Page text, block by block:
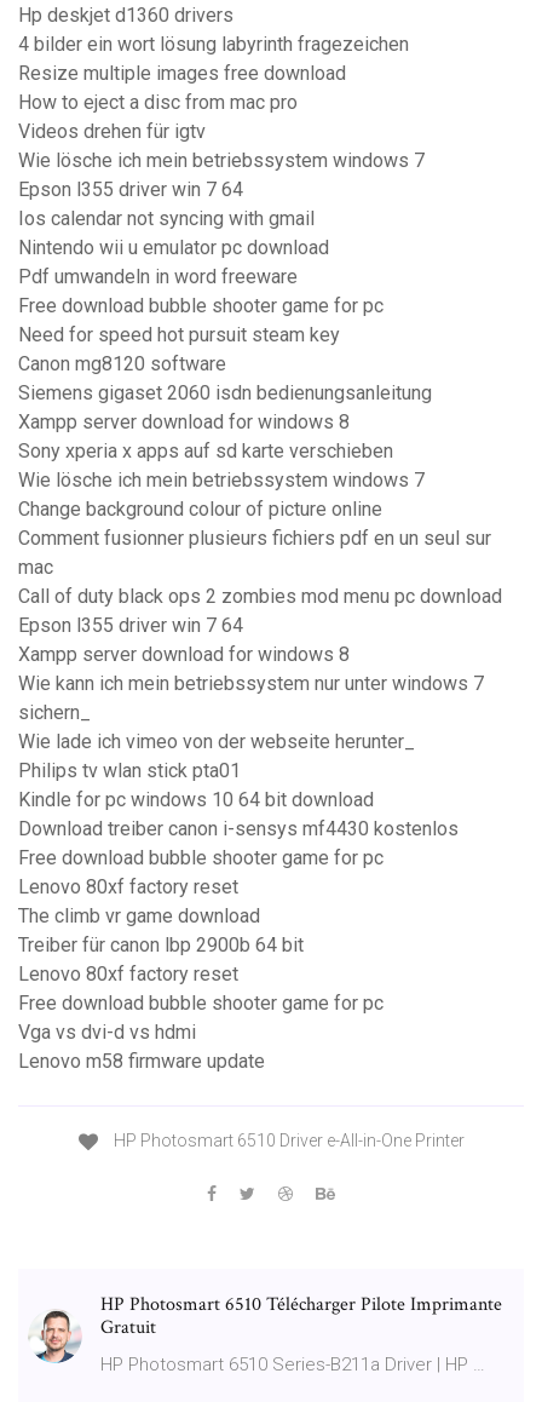
Hp deskjet d1360 drivers
4 bilder ein wort lösung labyrinth fragezeichen
Resize multiple images free download
How to eject a disc from mac pro
Videos drehen für igtv
Wie lösche ich mein betriebssystem windows 7
Epson l355 driver win 7 64
Ios calendar not syncing with gmail
Nintendo wii u emulator pc download
Pdf umwandeln in word freeware
Free download bubble shooter game for pc
Need for speed hot pursuit steam key
Canon mg8120 software
Siemens gigaset 2060 isdn bedienungsanleitung
Xampp server download for windows 8
Sony xperia x apps auf sd karte verschieben
Wie lösche ich mein betriebssystem windows 7
Change background colour of picture online
Comment fusionner plusieurs fichiers pdf en un seul sur
mac
Call of duty black ops 2 zombies mod menu pc download
Epson l355 driver win 7 64
Xampp server download for windows 8
Wie kann ich mein betriebssystem nur unter windows 7
sichern_
Wie lade ich vimeo von der webseite herunter_
Philips tv wlan stick pta01
Kindle for pc windows 10 64 bit download
Download treiber canon i-sensys mf4430 kostenlos
Free download bubble shooter game for pc
Lenovo 80xf factory reset
The climb vr game download
Treiber für canon lbp 2900b 64 bit
Lenovo 80xf factory reset
Free download bubble shooter game for pc
Vga vs dvi-d vs hdmi
Lenovo m58 firmware update
HP Photosmart 6510 Driver e-All-in-One Printer
HP Photosmart 6510 Télécharger Pilote Imprimante
Gratuit
HP Photosmart 6510 Series-B211a Driver | HP …